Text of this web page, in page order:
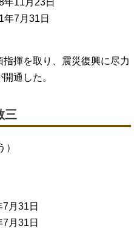
7月31日
揮を取り、震災復興に尽力
通した。
三
月31日
月31日